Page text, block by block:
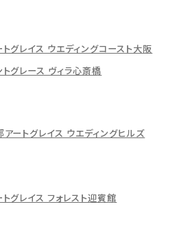
トグレイス ウエディングコースト大阪
トグレース ヴィラ心斎橋
アートグレイス ウエディングヒルズ
トグレイス フォレスト迎賓館